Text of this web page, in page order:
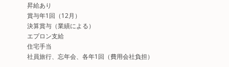
昇給あり
賞与年1回（12月）
決算賞与（業績による）
エプロン支給
住宅手当
社員旅行、忘年会、各年1回（費用会社負担）